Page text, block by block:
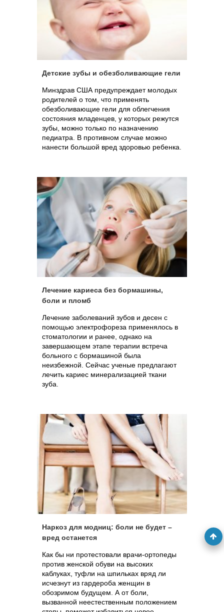
Детские зубы и обезболивающие гели
Минздрав США предупреждает молодых
родителей о том, что применять
обезболивающие гели для облегчения
состояния младенцев, у которых режутся
зубы, можно только по назначению
педиатра. В противном случае можно
нанести большой вред здоровью ребенка.
Лечение кариеса без бормашины,
боли и пломб
Лечение заболеваний зубов и десен с
помощью электрофореза применялось в
стоматологии и ранее, однако на
завершающем этапе терапии встреча
больного с бормашиной была
неизбежной. Сейчас ученые предлагают
лечить кариес минерализацией ткани
зуба.
Наркоз для модниц: боли не будет –
вред останется
Как бы ни протестовали врачи-ортопеды
против женской обуви на высоких
каблуках, туфли на шпильках вряд ли
исчезнут из гардероба женщин в
обозримом будущем. А от боли,
вызванной неестественным положением